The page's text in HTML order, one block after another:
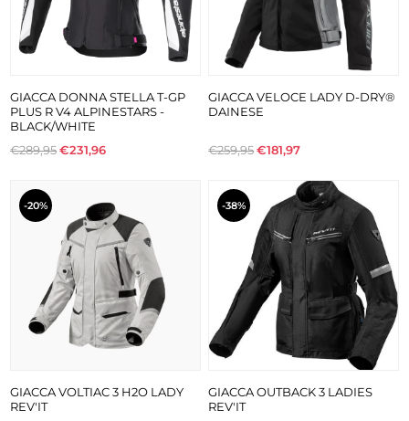
GIACCA DONNA STELLA T-GP
PLUS R V4 ALPINESTARS -
BLACK/WHITE
€289,95€231,96
GIACCA VELOCE LADY D-DRY®
DAINESE
€259,95€181,97
-20%
GIACCA VOLTIAC 3 H2O LADY
REV'IT
-38%
GIACCA OUTBACK 3 LADIES
REV'IT